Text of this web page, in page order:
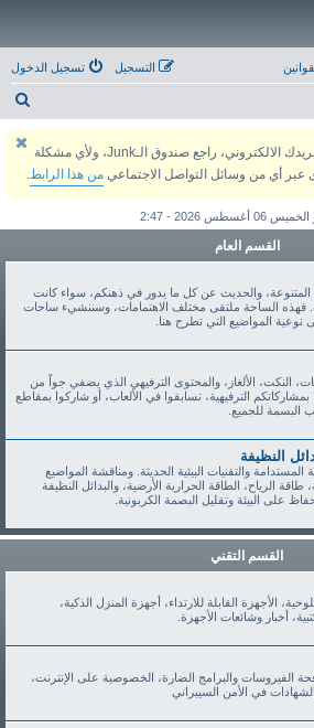
تسجيل الدخول التسجيل
يمكنك التسجيل والتفعيل عبر بريدك الالكتروني، راجع صندوق الـJunk، ولأي مشكلة
عبر أي من وسائل التواصل الاجتماعي من هذا الرابط.
أغسطس 2026 - 2:47
القسم العام
المتنوعة، والحديث عن كل ما يدور في ذهنكم، سواء كانت
فهذه الساحة ملتقى مختلف الاهتمامات، وسننشيء ساحات
المواضيع التي تطرح هنا.
النكت، الألغاز، والمحتوى الترفيهي الذي يضفي جواً من
بمشاركاتكم الترفيهية، تسابقوا في الألعاب، أو شاركوا بمقاطع
البسمة للجميع.
النظيفة
والتقنيات البيئية الحديثة. ومناقشة المواضيع
طاقة الرياح، الطاقة الحرارية الأرضية، والبدائل النظيفة
على البيئة وتقليل البصمة الكربونية.
القسم التقني
الأجهزة القابلة للارتداء، أجهزة المنزل الذكية،
أخبار وشائعات الأجهزة.
الفيروسات والبرامج الضارة، الخصوصية على الإنترنت،
في الأمن السيبراني